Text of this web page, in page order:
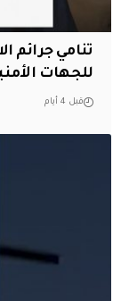
تنامي جرائم
للجهات
قبل 4 أيام